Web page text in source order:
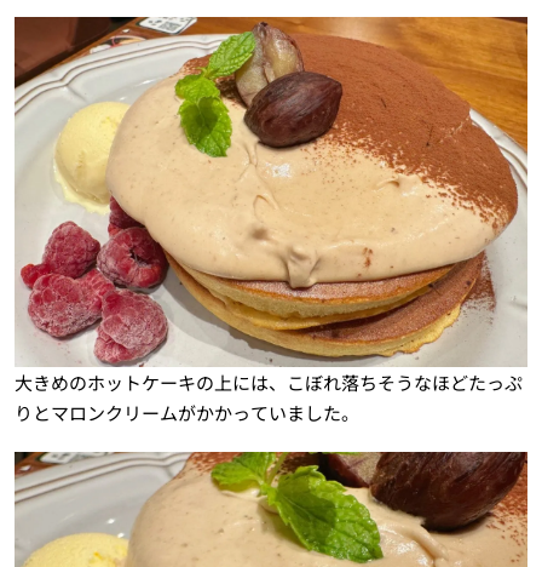
大きめのホットケーキの上には、こぼれ落ちそうなほどたっぷ
りとマロンクリームがかかっていました。